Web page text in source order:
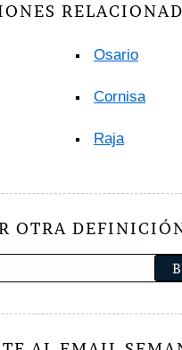
Osario
Cornisa
Raja
OTRA